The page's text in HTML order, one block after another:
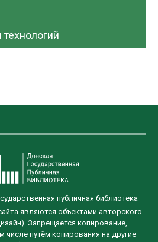
технологий
публичная библиотека
являются объектами авторского
Запрещается копирование,
числе путём копирования на другие